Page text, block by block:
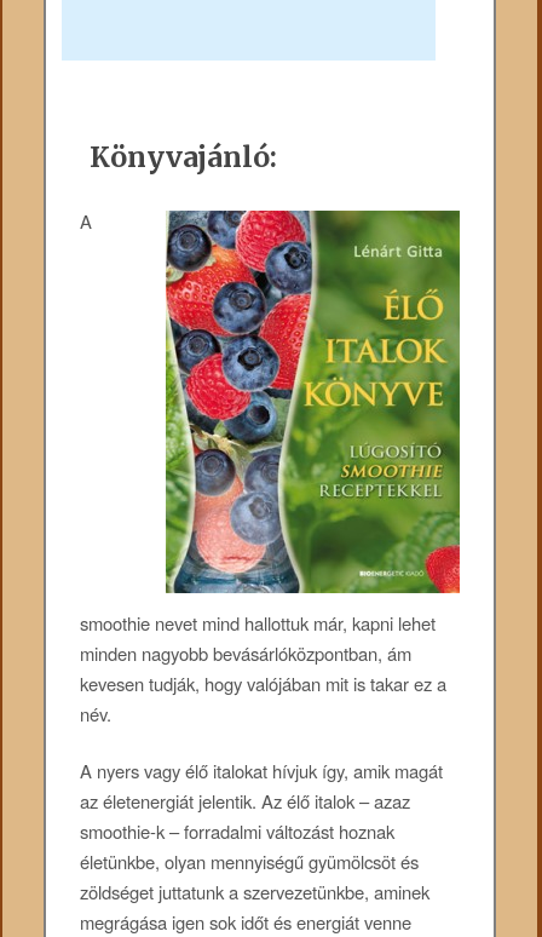
Könyvajánló:
A
smoothie nevet mind hallottuk már, kapni lehet
minden nagyobb bevásárlóközpontban, ám
kevesen tudják, hogy valójában mit is takar ez a
név.
A nyers vagy élő italokat hívjuk így, amik magát
az életenergiát jelentik. Az élő italok – azaz
smoothie-k – forradalmi változást hoznak
életünkbe, olyan mennyiségű gyümölcsöt és
zöldséget juttatunk a szervezetünkbe, aminek
megrágása igen sok időt és energiát venne